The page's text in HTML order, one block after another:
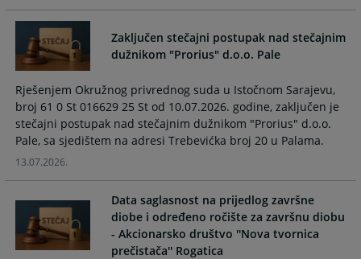
the
question
mark
key
to
get
the
keyboard
shortcuts
for
changing
dates.
question
mark
to
get
the
keyboard
for
changing
dates.
Zaključen stečajni postupak nad stečajnim
dužnikom "Prorius" d.o.o. Pale
Rješenjem Okružnog privrednog suda u Istočnom Sarajevu,
broj 61 0 St 016629 25 St od 10.07.2026. godine, zaključen je
stečajni postupak nad stečajnim dužnikom "Prorius" d.o.o.
Pale, sa sjedištem na adresi Trebevićka broj 20 u Palama.
13.07.2026.
Data saglasnost na prijedlog završne
diobe i određeno ročište za završnu diobu
- Akcionarsko društvo ''Nova tvornica
prečistača'' Rogatica